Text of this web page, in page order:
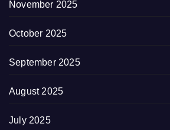
November 2025
October 2025
September 2025
August 2025
July 2025